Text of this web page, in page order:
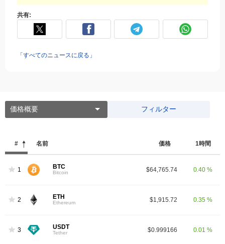
共有:
「すべてのニュースに戻る」
価格概要 フィルター
# 名前 価格 1時間
1 BTC
Bitcoin $64,765.74 0.40 %
2 ETH
Ethereum $1,915.72 0.35 %
3 USDT
Tether $0.999166 0.01 %